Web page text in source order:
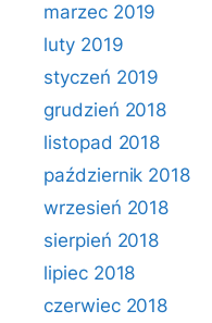
marzec 2019
luty 2019
styczeń 2019
grudzień 2018
listopad 2018
październik 2018
wrzesień 2018
sierpień 2018
lipiec 2018
czerwiec 2018